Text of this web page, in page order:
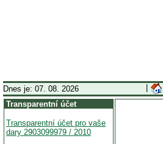
Dnes je: 07. 08. 2026
Transparentní účet
Transparentní účet pro vaše
dary 2903099979 / 2010